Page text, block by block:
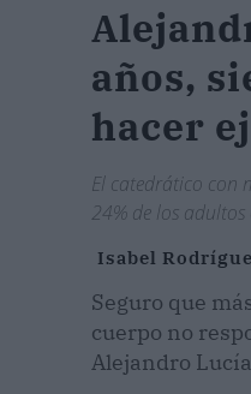
años,
hacer
El catedrático con
24% de los
Isabel
Seguro que
cuerpo no
Alejandro